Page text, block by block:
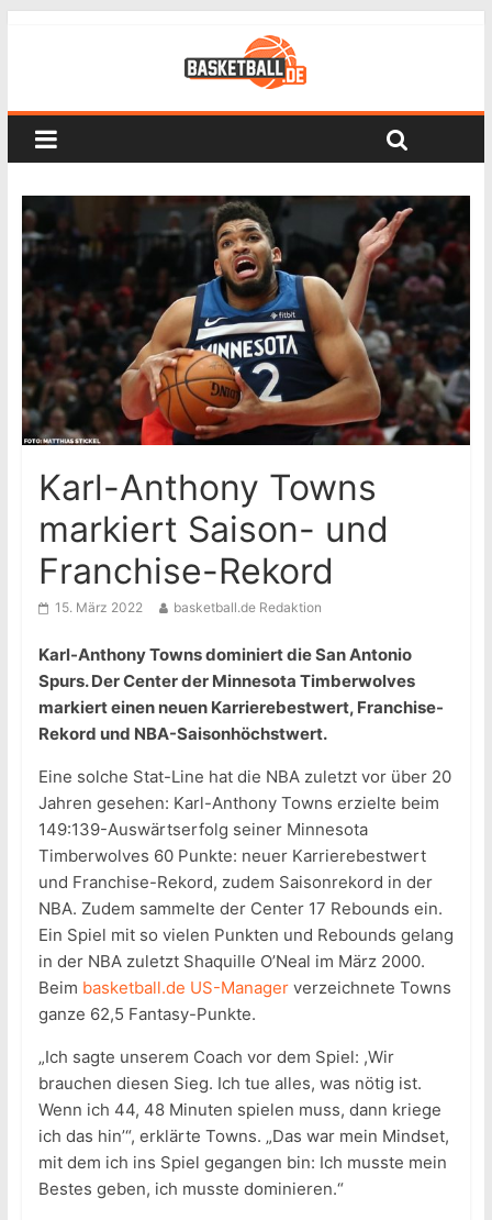
Karl-Anthony Towns
markiert Saison- und
Franchise-Rekord
15. März 2022 basketball.de Redaktion
Karl-Anthony Towns dominiert die San Antonio
Spurs. Der Center der Minnesota Timberwolves
markiert einen neuen Karrierebestwert, Franchise-
Rekord und NBA-Saisonhöchstwert.
Eine solche Stat-Line hat die NBA zuletzt vor über 20
Jahren gesehen: Karl-Anthony Towns erzielte beim
149:139-Auswärtserfolg seiner Minnesota
Timberwolves 60 Punkte: neuer Karrierebestwert
und Franchise-Rekord, zudem Saisonrekord in der
NBA. Zudem sammelte der Center 17 Rebounds ein.
Ein Spiel mit so vielen Punkten und Rebounds gelang
in der NBA zuletzt Shaquille O’Neal im März 2000.
Beim basketball.de US-Managerverzeichnete Towns
ganze 62,5 Fantasy-Punkte.
„Ich sagte unserem Coach vor dem Spiel: ,Wir
brauchen diesen Sieg. Ich tue alles, was nötig ist.
Wenn ich 44, 48 Minuten spielen muss, dann kriege
ich das hin’“, erklärte Towns. „Das war mein Mindset,
mit dem ich ins Spiel gegangen bin: Ich musste mein
Bestes geben, ich musste dominieren.“